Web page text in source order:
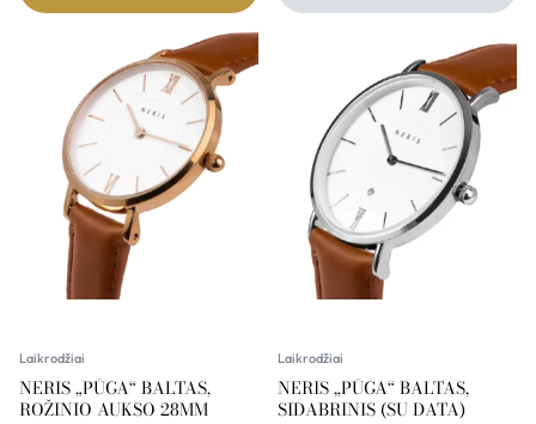
Laikrodžiai
NERIS „PŪGA“ BALTAS,
ROŽINIO AUKSO 28MM
Laikrodžiai
NERIS „PŪGA“ BALTAS,
SIDABRINIS (SU DATA)